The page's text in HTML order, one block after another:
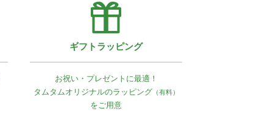
ギフトラッピング
お祝い・プレゼントに最適！
タムタムオリジナルのラッピング（有料）
をご用意